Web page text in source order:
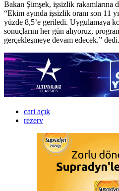
Bakan Şimşek, işsizlik rakamlarına
“Ekim ayında işsizlik oranı son 11
yüzde 8,5’e geriledi. Uygulamaya
sonuçlarını her gün alıyoruz,
gerçekleşmeye devam edecek.” dedi.
cari açık
rezerv